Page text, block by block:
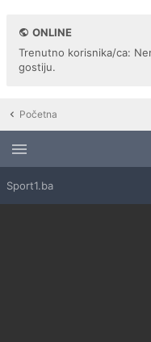
ONLINE
Trenutno korisnika/ca:
gostiju.
Početna
Sport1.ba